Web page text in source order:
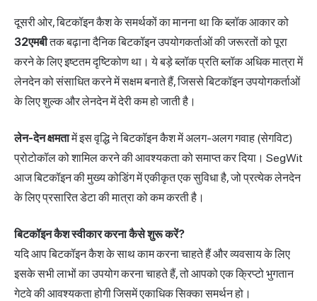
दूसरी ओर, बिटकॉइन कैश के समर्थकों का मानना था कि ब्लॉक आकार को
32एमबीतक बढ़ाना दैनिक बिटकॉइन उपयोगकर्ताओं की जरूरतों को पूरा
करने के लिए इष्टतम दृष्टिकोण था। ये बड़े ब्लॉक प्रति ब्लॉक अधिक मात्रा में
लेनदेन को संसाधित करने में सक्षम बनाते हैं, जिससे बिटकॉइन उपयोगकर्ताओं
के लिए शुल्क और लेनदेन में देरी कम हो जाती है।
लेन-देन क्षमतामें इस वृद्धि ने बिटकॉइन कैश में अलग-अलग गवाह (सेगविट)
प्रोटोकॉल को शामिल करने की आवश्यकता को समाप्त कर दिया। SegWit
आज बिटकॉइन की मुख्य कोडिंग में एकीकृत एक सुविधा है, जो प्रत्येक लेनदेन
के लिए प्रसारित डेटा की मात्रा को कम करती है।
बिटकॉइन कैश स्वीकार करना कैसे शुरू करें?
यदि आप बिटकॉइन कैश के साथ काम करना चाहते हैं और व्यवसाय के लिए
इसके सभी लाभों का उपयोग करना चाहते हैं, तो आपको एक क्रिप्टो भुगतान
गेटवे की आवश्यकता होगी जिसमें एकाधिक सिक्का समर्थन हो।